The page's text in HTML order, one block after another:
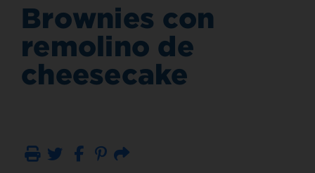
Brownies con
remolino de
cheesecake
Imprimir Correo electrónico